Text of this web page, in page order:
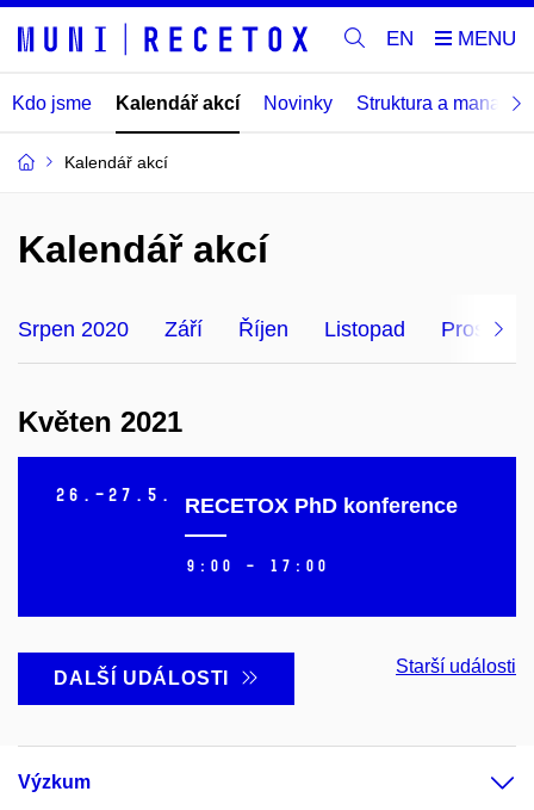
EN
Kdo jsme Kalendář akcí Novinky Struktura a
Kalendář akcí
Kalendář akcí
Srpen 2020 Září Říjen Listopad Prosinec
Květen 2021
26.–27. 5. RECETOX PhD konference
9:00 – 17:00
DALŠÍ UDÁLOSTI
Starší události
Výzkum